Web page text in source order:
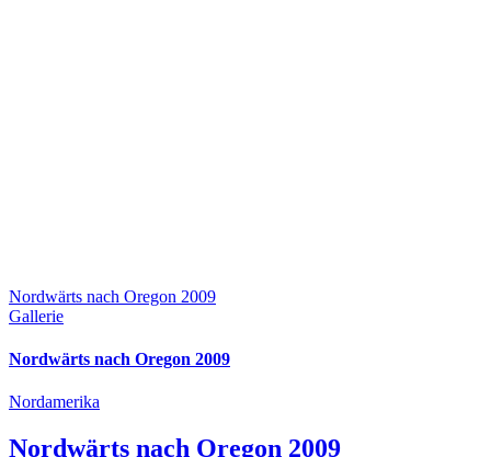
Nordwärts nach Oregon 2009
Gallerie
Nordwärts nach Oregon 2009
Nordamerika
Nordwärts nach Oregon 2009